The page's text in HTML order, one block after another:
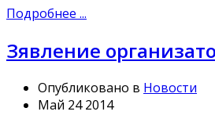
Подробнее ...
Зявление
Опубликовано в Новости
Май 24 2014